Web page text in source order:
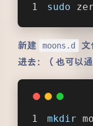
sudo
新建 moons.d
进去：（也可以
mkdir